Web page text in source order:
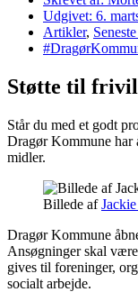
Udgivet: 6.
Artikler,
Støtte til
Står du med et godt
Dragør Kommune har
midler.
Billede af
Dragør Kommune
Ansøgninger skal
gives til foreninger,
socialt arbejde.